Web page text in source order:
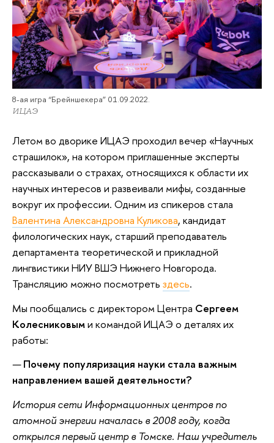
8-ая игра “Брейншекера” 01.09.2022.
ИЦАЭ
Летом во дворике ИЦАЭ проходил вечер «Научных
страшилок», на котором приглашенные эксперты
рассказывали о страхах, относящихся к области их
научных интересов и развеивали мифы, созданные
вокруг их профессии. Одним из спикеров стала
Валентина Александровна Куликова, кандидат
филологических наук, старший преподаватель
департамента теоретической и прикладной
лингвистики НИУ ВШЭ Нижнего Новгорода.
Трансляцию можно посмотреть здесь.
Мы пообщались с директором Центра Сергеем
Колесниковыми командой ИЦАЭ о деталях их
работы:
—Почему популяризация науки стала важным
направлением вашей деятельности?
История сети Информационных центров по
атомной энергии началась в 2008 году, когда
открылся первый центр в Томске. Наш учредитель